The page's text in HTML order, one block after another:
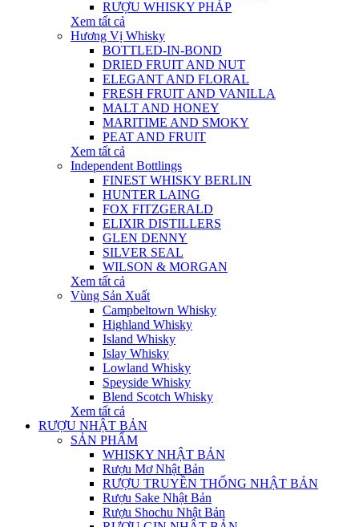
RƯỢU WHISKY PHÁP
Xem tất cả
Hương Vị Whisky
BOTTLED-IN-BOND
DRIED FRUIT AND NUT
ELEGANT AND FLORAL
FRESH FRUIT AND VANILLA
MALT AND HONEY
MARITIME AND SMOKY
PEAT AND FRUIT
Xem tất cả
Independent Bottlings
FINEST WHISKY BERLIN
HUNTER LAING
FOX FITZGERALD
ELIXIR DISTILLERS
GLEN DENNY
SILVER SEAL
WILSON & MORGAN
Xem tất cả
Vùng Sản Xuất
Campbeltown Whisky
Highland Whisky
Island Whisky
Islay Whisky
Lowland Whisky
Speyside Whisky
Blend Scotch Whisky
Xem tất cả
RƯỢU NHẬT BẢN
SẢN PHẨM
WHISKY NHẬT BẢN
Rượu Mơ Nhật Bản
RƯỢU TRUYỀN THỐNG NHẬT BẢN
Rượu Sake Nhật Bản
Rượu Shochu Nhật Bản